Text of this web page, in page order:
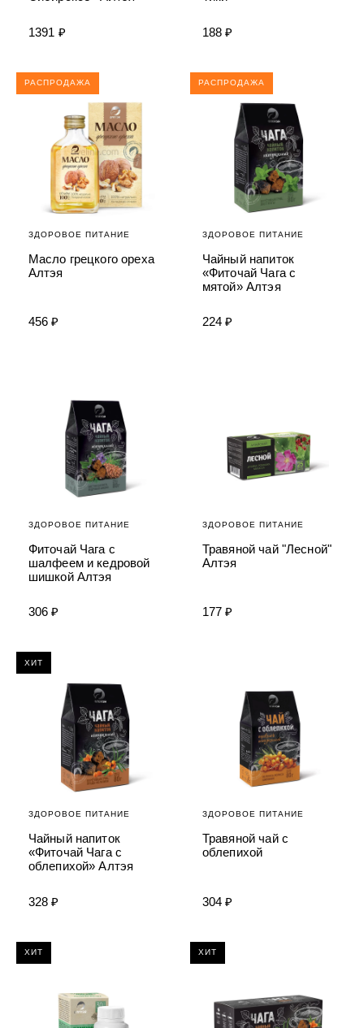
1391 ₽ 188 ₽
РАСПРОДАЖА
ЗДОРОВОЕ ПИТАНИЕ
Масло грецкого ореха
Алтэя
456 ₽
РАСПРОДАЖА
ЗДОРОВОЕ ПИТАНИЕ
Чайный напиток
«Фиточай Чага с
мятой» Алтэя
224 ₽
ЗДОРОВОЕ ПИТАНИЕ
Фиточай Чага с
шалфеем и кедровой
шишкой Алтэя
306 ₽
ЗДОРОВОЕ ПИТАНИЕ
Травяной чай "Лесной"
Алтэя
177 ₽
ХИТ
ЗДОРОВОЕ ПИТАНИЕ
Чайный напиток
«Фиточай Чага с
облепихой» Алтэя
328 ₽
ЗДОРОВОЕ ПИТАНИЕ
Травяной чай с
облепихой
304 ₽
ХИТ ХИТ